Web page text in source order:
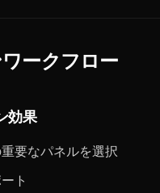
ークフロー
効果
要なパネルを選択
ト